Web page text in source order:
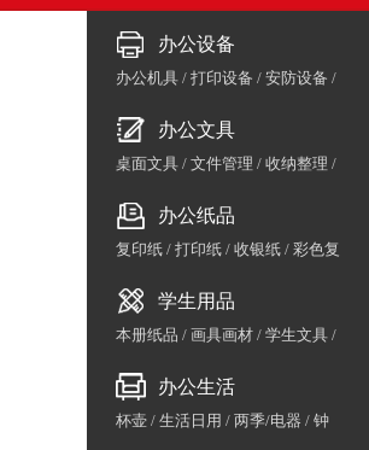
办公设备
办公机具 / 打印设备 / 安防设备 /
保险箱 / 办公家具
办公文具
桌面文具 / 文件管理 / 收纳整理 /
办公纸品
复印纸 / 打印纸 / 收银纸 / 彩色复
签纸
复写纸 / 生活用纸
学生用品
本册纸品 / 画具画材 / 学生文具 /
办公生活
杯壶 / 生活日用 / 两季/电器 / 钟